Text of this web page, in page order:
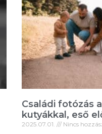
Családi fotózás
kutyákkal, eső
2025.07.01. Nincs